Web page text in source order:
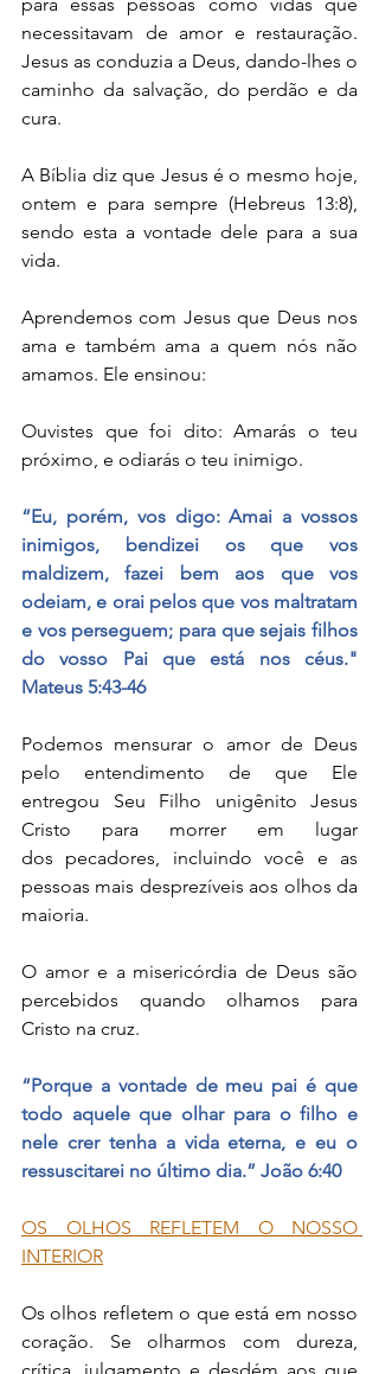
necessitavam de amor e restauração.
Jesus as conduzia a Deus, dando-lhes o
caminho da salvação, do perdão e da
cura.
A Bíblia diz que Jesus é o mesmo hoje,
ontem e para sempre (Hebreus 13:8),
sendo esta a vontade dele para a sua
vida.
Aprendemos com Jesus que Deus nos
ama e também ama a quem nós não
amamos. Ele ensinou:
Ouvistes que foi dito: Amarás o teu
próximo, e odiarás o teu inimigo.
“Eu, porém, vos digo: Amai a vossos
inimigos, bendizei os que vos
maldizem, fazei bem aos que vos
odeiam, e orai pelos que vos maltratam
e vos perseguem; para que sejais filhos
do vosso Pai que está nos céus."
Mateus 5:43-46
Podemos mensurar o amor de Deus
pelo entendimento de que Ele
entregou Seu Filho unigênito Jesus
Cristo para morrer em lugar
dos pecadores, incluindo você e as
pessoas mais desprezíveis aos olhos da
maioria.
O amor e a misericórdia de Deus são
percebidos quando olhamos para
Cristo na cruz.
“Porque a vontade de meu pai é que
todo aquele que olhar para o filho e
nele crer tenha a vida eterna, e eu o
ressuscitarei no último dia.” João 6:40
OS OLHOS REFLETEM O NOSSO
INTERIOR
Os olhos refletem o que está em nosso
coração. Se olharmos com dureza,